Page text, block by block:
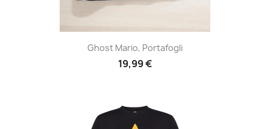
Ghost Mario, Portafogli
19,99 €